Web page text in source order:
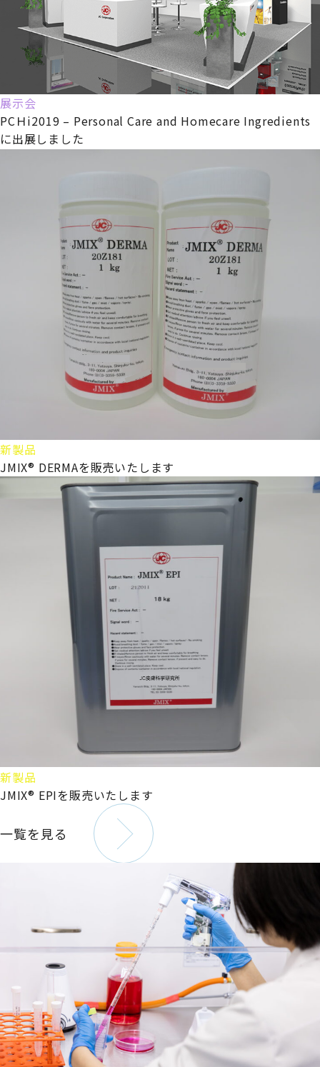
展示会
PCＨi2019 – Personal Care and Homecare Ingredients
に出展しました
新製品
JMIX® DERMAを販売いたします
新製品
JMIX® EPIを販売いたします
一覧を見る